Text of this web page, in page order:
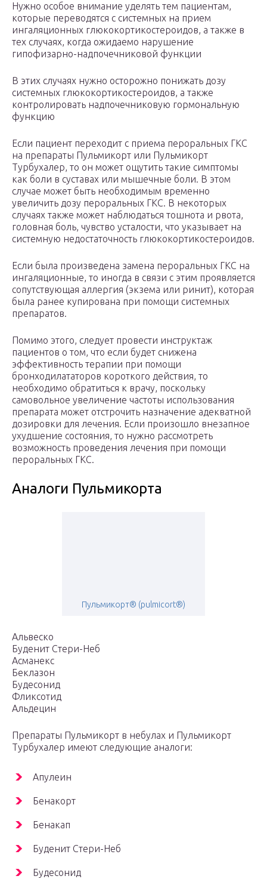
Нужно особое внимание уделять тем пациентам,
которые переводятся с системных на прием
ингаляционных глюкокортикостероидов, а также в
тех случаях, когда ожидаемо нарушение
гипофизарно-надпочечниковой функции
В этих случаях нужно осторожно понижать дозу
системных глюкокортикостероидов, а также
контролировать надпочечниковую гормональную
функцию
Если пациент переходит с приема пероральных ГКС
на препараты Пульмикорт или Пульмикорт
Турбухалер, то он может ощутить такие симптомы
как боли в суставах или мышечные боли. В этом
случае может быть необходимым временно
увеличить дозу пероральных ГКС. В некоторых
случаях также может наблюдаться тошнота и рвота,
головная боль, чувство усталости, что указывает на
системную недостаточность глюкокортикостероидов.
Если была произведена замена пероральных ГКС на
ингаляционные, то иногда в связи с этим проявляется
сопутствующая аллергия (экзема или ринит), которая
была ранее купирована при помощи системных
препаратов.
Помимо этого, следует провести инструктаж
пациентов о том, что если будет снижена
эффективность терапии при помощи
бронходилататоров короткого действия, то
необходимо обратиться к врачу, поскольку
самовольное увеличение частоты использования
препарата может отстрочить назначение адекватной
дозировки для лечения. Если произошло внезапное
ухудшение состояния, то нужно рассмотреть
возможность проведения лечения при помощи
пероральных ГКС.
Аналоги Пульмикорта
Пульмикорт® (pulmicort®)
Альвеско
Буденит Стери-Неб
Асманекс
Беклазон
Будесонид
Фликсотид
Альдецин
Препараты Пульмикорт в небулах и Пульмикорт
Турбухалер имеют следующие аналоги:
Апулеин
Бенакорт
Бенакап
Буденит Стери-Неб
Будесонид